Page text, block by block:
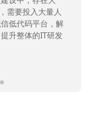
需要投入大量人
低代码平台，解
升整体的IT研发